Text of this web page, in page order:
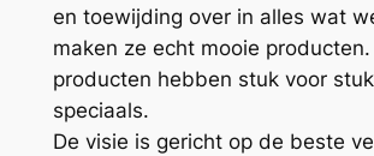
en toewijding over in alles wat
maken ze echt mooie producten.
producten hebben stuk voor
speciaals.
De visie is gericht op de beste